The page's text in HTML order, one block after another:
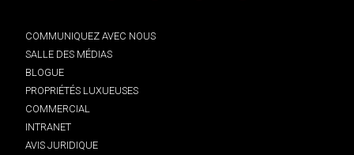
COMMUNIQUEZ AVEC NOUS
SALLE DES MÉDIAS
BLOGUE
PROPRIÉTÉS LUXUEUSES
COMMERCIAL
INTRANET
AVIS JURIDIQUE